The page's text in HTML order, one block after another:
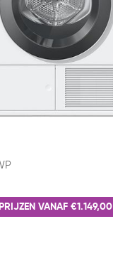
PRIJZEN VANAF €1.149,00